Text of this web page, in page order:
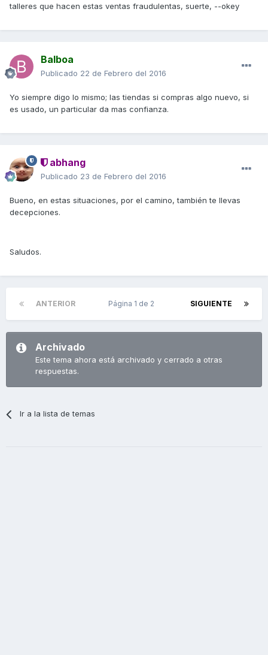
talleres que hacen estas ventas fraudulentas, suerte, --okey
Balboa
Publicado 22 de Febrero del 2016
Yo siempre digo lo mismo; las tiendas si compras algo nuevo, si
es usado, un particular da mas confianza.
abhang
Publicado 23 de Febrero del 2016
Bueno, en estas situaciones, por el camino, también te llevas
decepciones.
Saludos.
ANTERIOR SIGUIENTE
Página 1 de 2
Archivado
Este tema ahora está archivado y cerrado a otras
respuestas.
Ir a la lista de temas